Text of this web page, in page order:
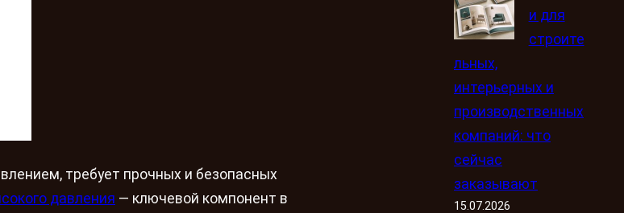
требует прочных и безопасных
давления — ключевой компонент в
и для
строите
льных,
интерьерных и
производственных
компаний: что
сейчас
заказывают
15.07.2026